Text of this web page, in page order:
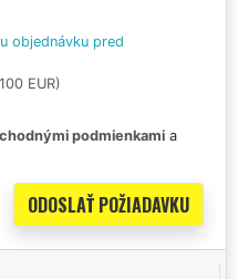
objednávku pred
EUR)
podmienkami a